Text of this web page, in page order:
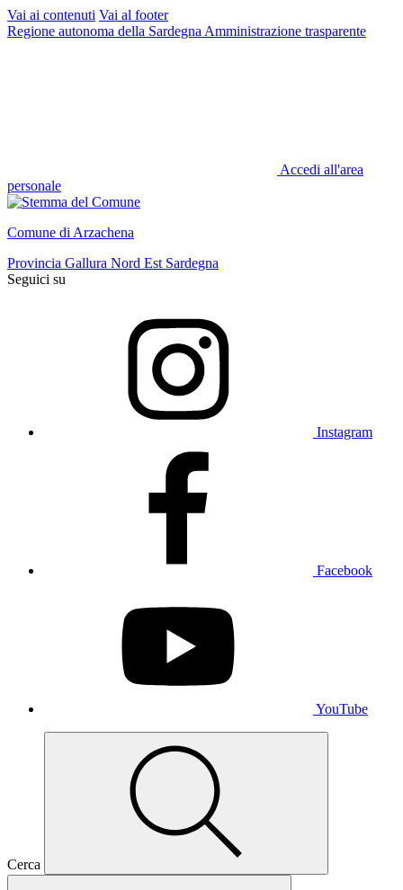
Vai ai contenuti Vai al footer
Regione autonoma della Sardegna Amministrazione trasparente
Accedi all'area
personale
Comune di Arzachena
Provincia Gallura Nord Est Sardegna
Seguici su
Instagram
Facebook
YouTube
Cerca